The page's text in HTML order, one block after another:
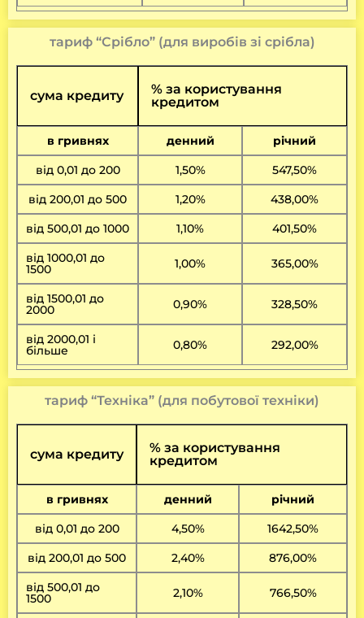
тариф “Срібло” (для виробів зі срібла)
сума кредиту
% за користування
кредитом
в гривнях денний
річний
від 0,01 до 200
1,50%
547,50%
від 200,01 до 500
1,20%
438,00%
від 500,01 до 1000
1,10%
401,50%
від 1000,01 до
1500 1,00% 365,00%
від 1500,01 до
2000 0,90% 328,50%
від 2000,01 і
більше 0,80% 292,00%
тариф “Техніка” (для побутової техніки)
сума кредиту
% за користування
кредитом
в гривнях денний
річний
від 0,01 до 200
4,50%
1642,50%
від 200,01 до 500
2,40%
876,00%
від 500,01 до
1500 2,10% 766,50%